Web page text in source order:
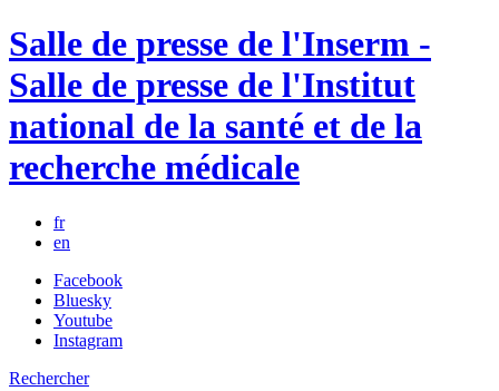
Salle de presse de l'Inserm -
Salle de presse de l'Institut
national de la santé et de la
recherche médicale
fr
en
Facebook
Bluesky
Youtube
Instagram
Rechercher